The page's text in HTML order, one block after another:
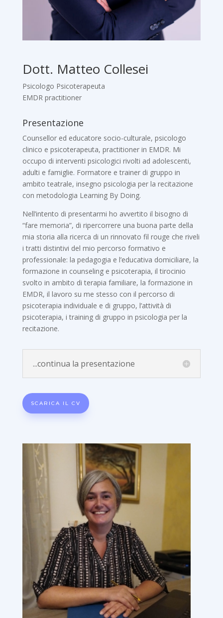
Dott. Matteo Collesei
Psicologo Psicoterapeuta
EMDR practitioner
Presentazione
Counsellor ed educatore socio-culturale, psicologo
clinico e psicoterapeuta, practitioner in EMDR. Mi
occupo di interventi psicologici rivolti ad adolescenti,
adulti e famiglie. Formatore e trainer di gruppo in
ambito teatrale, insegno psicologia per la recitazione
con metodologia Learning By Doing.
Nell’intento di presentarmi ho avvertito il bisogno di
“fare memoria”, di ripercorrere una buona parte della
mia storia alla ricerca di un rinnovato fil rouge che riveli
i tratti distintivi del mio percorso formativo e
professionale: la pedagogia e l’educativa domiciliare, la
formazione in counseling e psicoterapia, il tirocinio
svolto in ambito di terapia familiare, la formazione in
EMDR, il lavoro su me stesso con il percorso di
psicoterapia individuale e di gruppo, l’attività di
psicoterapia, i training di gruppo in psicologia per la
recitazione.
...continua la presentazione
SCARICA IL CV